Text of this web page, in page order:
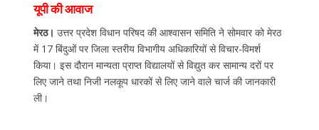
यूपी की आवाज
मेरठ। उत्तर प्रदेश विधान परिषद की आश्वासन समिति ने सोमवार को मेरठ
में 17 बिंदुओं पर जिला स्तरीय विभागीय अधिकारियों से विचार-विमर्श
किया। इस दौरान मान्यता प्राप्त विद्यालयों से विद्युत कर सामान्य दरों पर
लिए जाने तथा निजी नलकूप धारकों से लिए जाने वाले चार्ज की जानकारी
ली।